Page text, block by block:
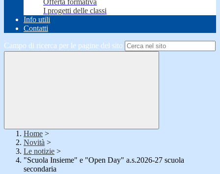
Offerta formativa
I progetti delle classi
Info utili
Contatti
Campo di ricerca per le pagine del sito
Home >
Novità >
Le notizie >
"Scuola Insieme" e "Open Day" a.s.2026-27 scuola
secondaria